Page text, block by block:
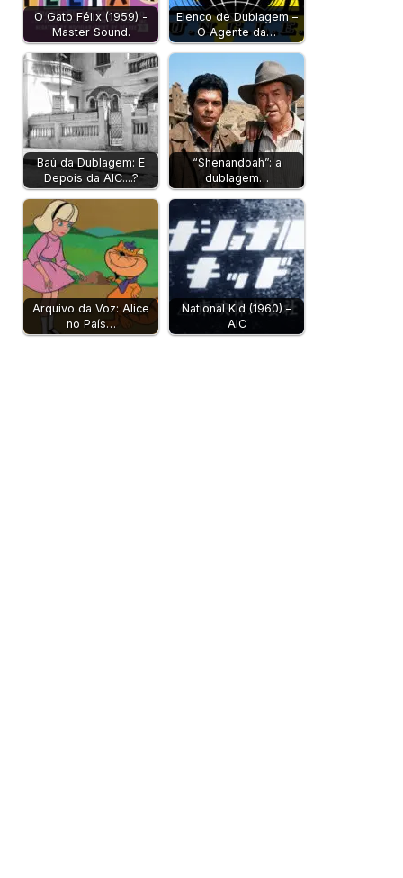
O Gato Félix (1959) -
Master Sound.
Elenco de Dublagem –
O Agente da…
Baú da Dublagem: E
Depois da AIC....?
“Shenandoah”: a
dublagem…
Arquivo da Voz: Alice
no País…
National Kid (1960) –
AIC